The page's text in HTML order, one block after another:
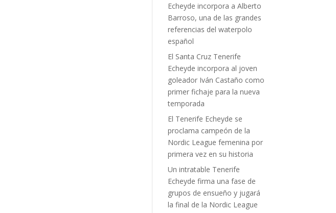
Echeyde incorpora a Alberto
Barroso, una de las grandes
referencias del waterpolo
español
El Santa Cruz Tenerife
Echeyde incorpora al joven
goleador Iván Castaño como
primer fichaje para la nueva
temporada
El Tenerife Echeyde se
proclama campeón de la
Nordic League femenina por
primera vez en su historia
Un intratable Tenerife
Echeyde firma una fase de
grupos de ensueño y jugará
la final de la Nordic League